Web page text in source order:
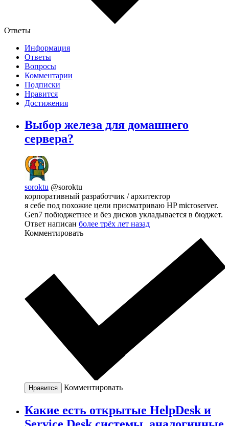
Ответы
Информация
Ответы
Вопросы
Комментарии
Подписки
Нравится
Достижения
Выбор железа для домашнего
сервера?
soroktu @soroktu
корпоративный разработчик / архитектор
я себе под похожие цели присматриваю HP microserver.
Gen7 побюджетнее и без дисков укладывается в бюджет.
Ответ написан более трёх лет назад
Комментировать
Нравится Комментировать
Какие есть открытые HelpDesk и